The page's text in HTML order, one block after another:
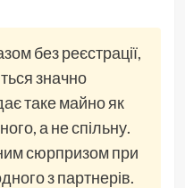
без реєстрації,
значно
таке майно як
а не спільну.
сюрпризом при
з партнерів.